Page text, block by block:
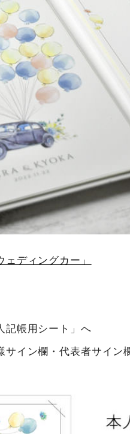
ディングカー」
記帳用シート」へ
イン欄・代表者サイン